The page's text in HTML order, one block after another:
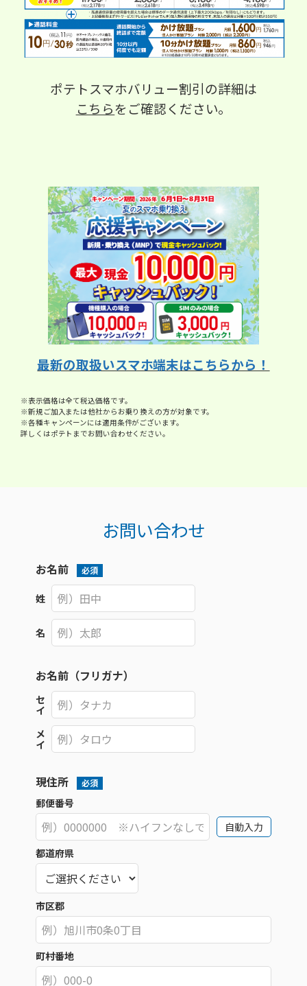
ポテトスマホバリュー割引の詳細は
こちらをご確認ください。
最新の取扱いスマホ端末はこちらから！
※表示価格は全て税込価格です。
※新規ご加入または他社からお乗り換えの方が対象です。
※各種キャンペーンには適用条件がございます。
詳しくはポテトまでお問い合わせください。
お問い合わせ
お名前 必須
姓
名
お名前（フリガナ）
セ
イ
メ
イ
現住所 必須
郵便番号
自動入力
都道府県
市区郡
町村番地